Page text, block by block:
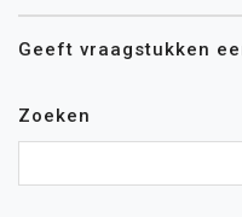
Geeft vraagstukken
Zoeken